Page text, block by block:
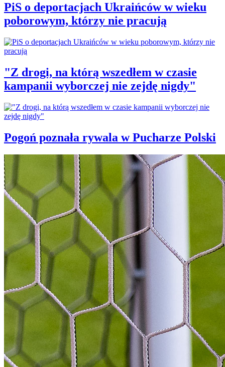
PiS o deportacjach Ukraińców w wieku
poborowym, którzy nie pracują
"Z drogi, na którą wszedłem w czasie
kampanii wyborczej nie zejdę nigdy"
Pogoń poznała rywala w Pucharze Polski